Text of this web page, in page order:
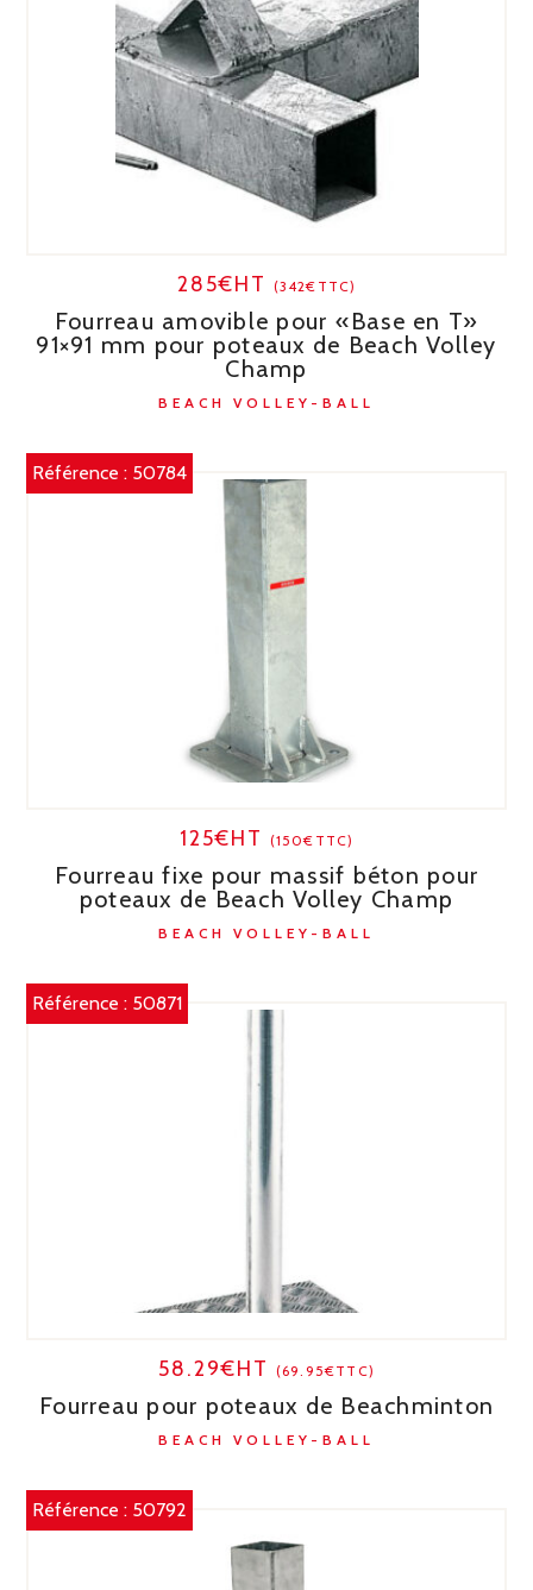
285€HT (342€TTC)
Fourreau amovible pour «Base en T»
91×91 mm pour poteaux de Beach Volley
Champ
BEACH VOLLEY-BALL
Référence : 50784
125€HT (150€TTC)
Fourreau fixe pour massif béton pour
poteaux de Beach Volley Champ
BEACH VOLLEY-BALL
Référence : 50871
58.29€HT (69.95€TTC)
Fourreau pour poteaux de Beachminton
BEACH VOLLEY-BALL
Référence : 50792